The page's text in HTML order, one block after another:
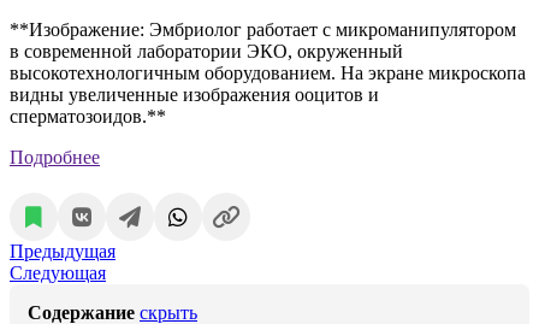
**Изображение: Эмбриолог работает с микроманипулятором
в современной лаборатории ЭКО, окруженный
высокотехнологичным оборудованием. На экране микроскопа
видны увеличенные изображения ооцитов и
сперматозоидов.**
Подробнее
Предыдущая
Следующая
Содержание скрыть